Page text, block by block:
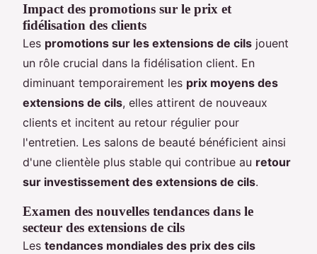
Impact des promotions sur le prix et
fidélisation des clients
Les promotions sur les extensions de cils jouent
un rôle crucial dans la fidélisation client. En
diminuant temporairement les prix moyens des
extensions de cils, elles attirent de nouveaux
clients et incitent au retour régulier pour
l'entretien. Les salons de beauté bénéficient ainsi
d'une clientèle plus stable qui contribue au retour
sur investissement des extensions de cils.
Examen des nouvelles tendances dans le
secteur des extensions de cils
Les tendances mondiales des prix des cils